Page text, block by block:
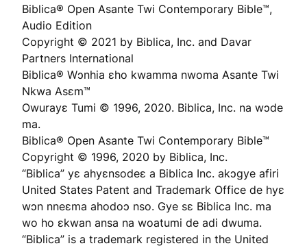
Biblica® Open Asante Twi Contemporary Bible™,
Audio Edition
Copyright © 2021 by Biblica, Inc. and Davar
Partners International
Biblica® Wɔnhia ɛho kwamma nwoma Asante Twi
Nkwa Asɛm™
Owurayɛ Tumi © 1996, 2020. Biblica, Inc. na wɔde
ma.
Biblica® Open Asante Twi Contemporary Bible™
Copyright © 1996, 2020 by Biblica, Inc.
“Biblica” yɛ ahyɛnsodeɛ a Biblica Inc. akɔgye afiri
United States Patent and Trademark Office de hyɛ
wɔn nneɛma ahodoɔ nso. Gye sɛ Biblica Inc. ma
wo ho ɛkwan ansa na woatumi de adi dwuma.
“Biblica” is a trademark registered in the United